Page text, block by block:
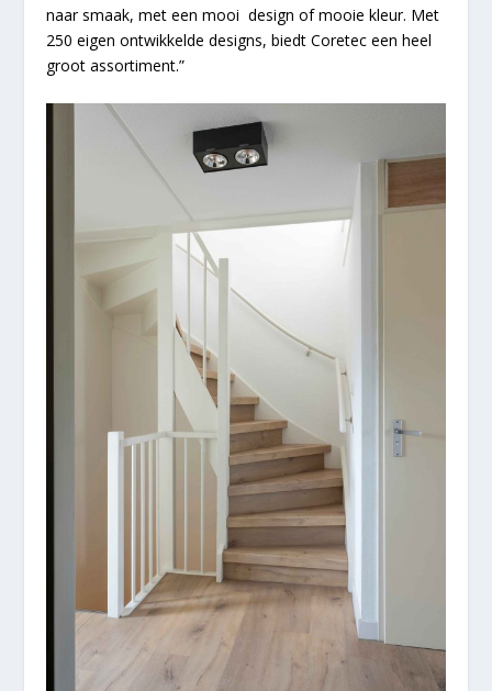
naar smaak, met een mooi design of mooie kleur. Met
250 eigen ontwikkelde designs, biedt Coretec een heel
groot assortiment.”